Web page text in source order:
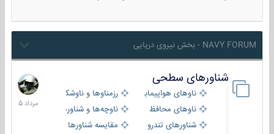
NAVY FORUM - بخش نیروی دریایی
شناورهای سطحی
ناوهای هواپیمابر و بالگرد بررزمناوها و ناوشکن‌ها
ناوهای محافظ
ناوچه‌ها و شناورهای گشتی
شناورهای تندرو
مقایسه شناورها
2
مرداد
1405